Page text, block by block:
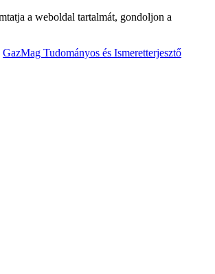
a weboldal tartalmát, gondoljon a
GazMag Tudományos és Ismeretterjesztő